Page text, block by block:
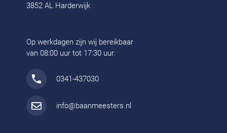
3852 AL Harderwijk
Op werkdagen zijn wij bereikbaar
van 08:00 uur tot 17:30 uur.
0341-437030
info@baanmeesters.nl